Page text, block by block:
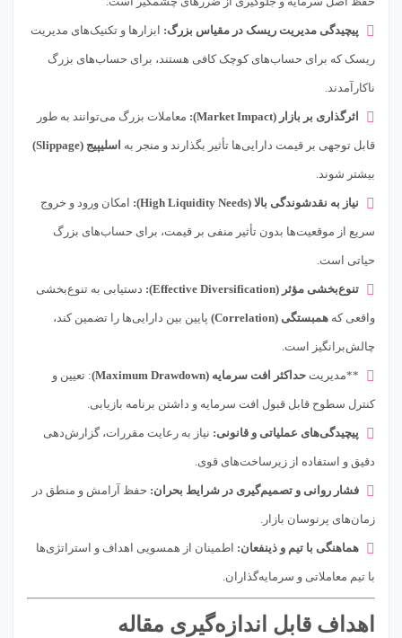
پیچیدگی مدیریت ریسک در مقیاس بزرگ: ابزارها و تکنیک‌های مدیریت
ریسک که برای حساب‌های کوچک کافی هستند، برای حساب‌های بزرگ
ناکارآمدند.
اثرگذاری بر بازار (Market Impact): معاملات بزرگ می‌توانند به طور
قابل توجهی بر قیمت دارایی‌ها تأثیر بگذارند و منجر به اسلیپیج (Slippage)
بیشتر شوند.
نیاز به نقدشوندگی بالا (High Liquidity Needs): امکان ورود و خروج
سریع از موقعیت‌ها بدون تأثیر منفی بر قیمت، برای حساب‌های بزرگ
حیاتی است.
تنوع‌بخشی مؤثر (Effective Diversification): دستیابی به تنوع‌بخشی
واقعی که همبستگی (Correlation) پایین بین دارایی‌ها را تضمین کند،
چالش‌برانگیز است.
**مدیریت حداکثر افت سرمایه (Maximum Drawdown) : تعیین و
کنترل سطوح قابل قبول افت سرمایه و داشتن برنامه بازیابی.
پیچیدگی‌های عملیاتی و قانونی: نیاز به رعایت مقررات، گزارش‌دهی
دقیق و استفاده از زیرساخت‌های قوی.
فشار روانی و تصمیم‌گیری در شرایط بحران: حفظ آرامش و منطق در
زمان‌های پرنوسان بازار.
هماهنگی با تیم و ذینفعان: اطمینان از همسویی اهداف و استراتژی‌ها
با تیم معاملاتی و سرمایه‌گذاران.
اهداف قابل اندازه‌گیری مقاله